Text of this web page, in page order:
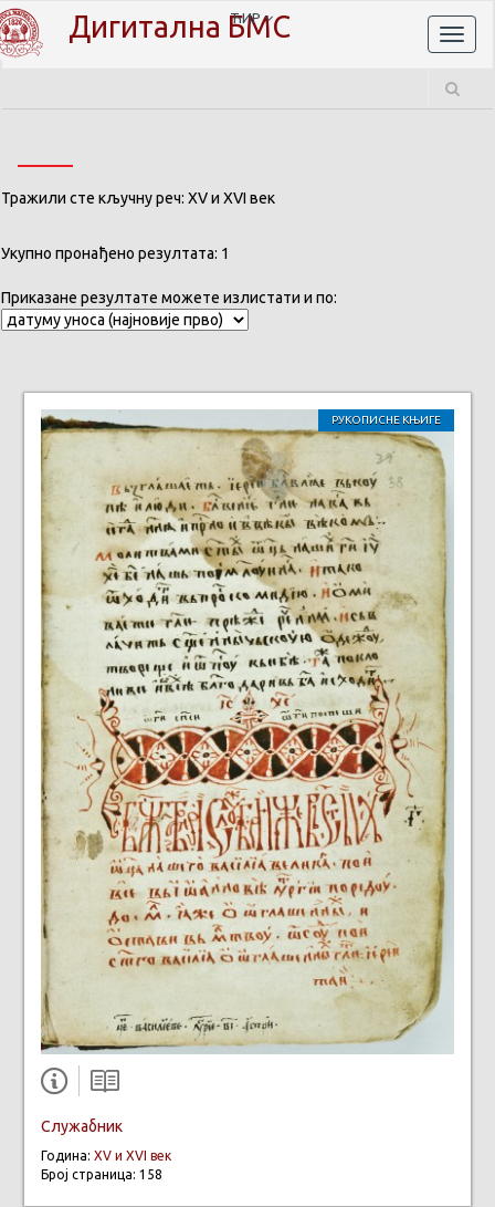
Дигитална БМС
ЋИР
Тражили сте кључну реч: XV и XVI век
Укупно пронађено резултата: 1
Приказане резултате можете излистати и по:
РУКОПИСНЕ КЊИГЕ
Служабник
Година: XV и XVI век
Број страница: 158